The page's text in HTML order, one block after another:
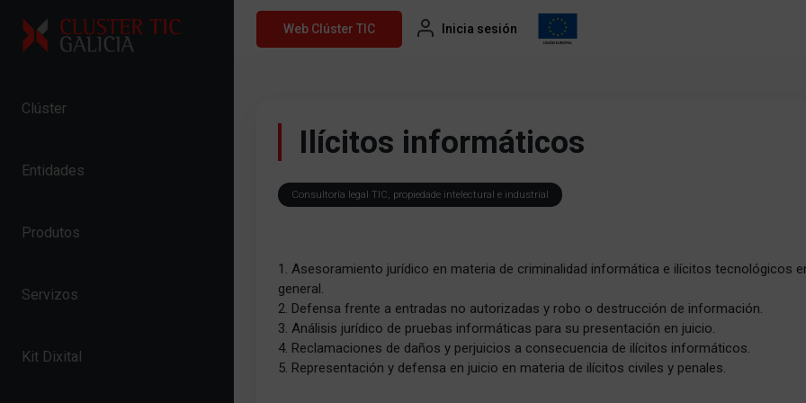
Skip to content
Clúster
Entidades
Produtos
Servizos
Kit Dixital
Web Clúster TIC Inicia sesión
Ilícitos informáticos
Consultoría legal TIC, propiedade intelectural e industrial
1. Asesoramiento jurídico en materia de criminalidad informática e ilícitos tecnológicos
general.
2. Defensa frente a entradas no autorizadas y robo o destrucción de información.
3. Análisis jurídico de pruebas informáticas para su presentación en juicio.
4. Reclamaciones de daños y perjuicios a consecuencia de ilícitos informáticos.
5. Representación y defensa en juicio en materia de ilícitos civiles y penales.